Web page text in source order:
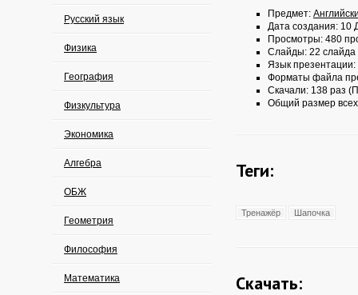
Русский язык
Физика
География
Физкультура
Экономика
Алгебра
ОБЖ
Геометрия
Философия
Математика
Предмет:
Дата создания: 10
Просмотры: 480
Слайды: 22 слайда
Язык презентации:
Форматы файла
Скачали: 138 раз
Общий размер
Теги:
Тренажёр Шапочка
Скачать: